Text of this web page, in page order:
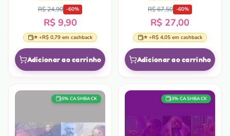
R$ 24,90 -60%
R$ 9,90
⭐ +R$ 0,79 em cashback
Adicionar ao carrinho
R$ 67,50 -60%
R$ 27,00
⭐ +R$ 4,05 em cashback
Adicionar ao carrinho
5% CASHBACK 3% CASHBACK